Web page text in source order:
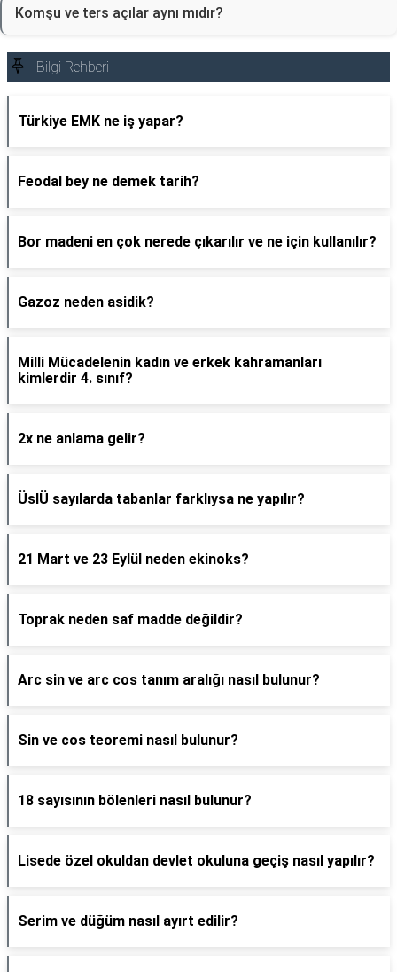
Komşu ve ters açılar aynı mıdır?
Bilgi Rehberi
Türkiye EMK ne iş yapar?
Feodal bey ne demek tarih?
Bor madeni en çok nerede çıkarılır ve ne için kullanılır?
Gazoz neden asidik?
Milli Mücadelenin kadın ve erkek kahramanları
kimlerdir 4. sınıf?
2x ne anlama gelir?
ÜslÜ sayılarda tabanlar farklıysa ne yapılır?
21 Mart ve 23 Eylül neden ekinoks?
Toprak neden saf madde değildir?
Arc sin ve arc cos tanım aralığı nasıl bulunur?
Sin ve cos teoremi nasıl bulunur?
18 sayısının bölenleri nasıl bulunur?
Lisede özel okuldan devlet okuluna geçiş nasıl yapılır?
Serim ve düğüm nasıl ayırt edilir?